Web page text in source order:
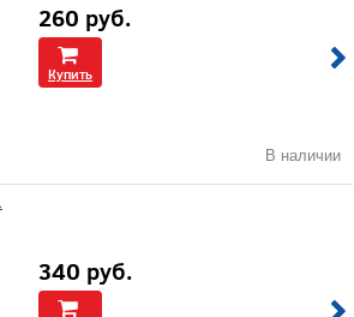
260 руб.
Купить
В наличии
340 руб.